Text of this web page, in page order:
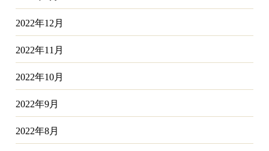
2022年12月
2022年11月
2022年10月
2022年9月
2022年8月